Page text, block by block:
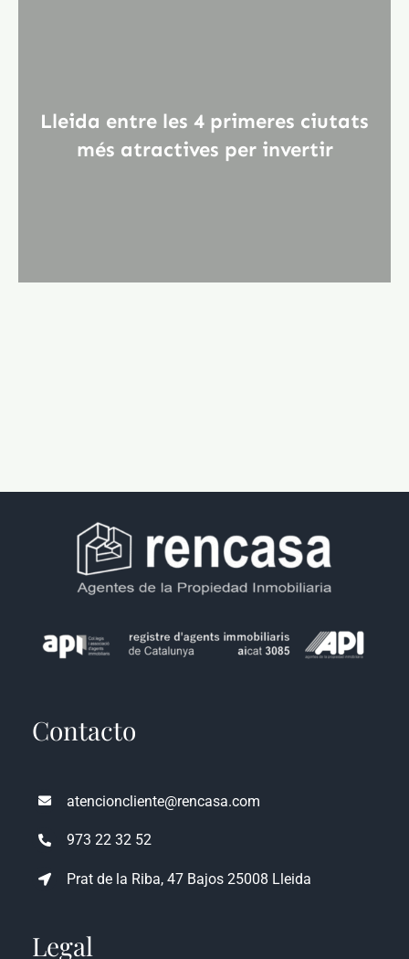
Lleida entre les 4 primeres ciutats
més atractives per invertir
Contacto
atencioncliente@rencasa.com
973 22 32 52
Prat de la Riba, 47 Bajos 25008 Lleida
Legal